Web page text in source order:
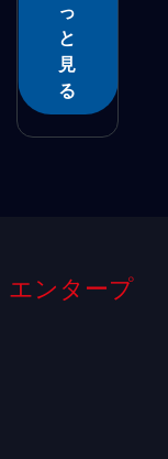
っ
と
見
る
エンタープ